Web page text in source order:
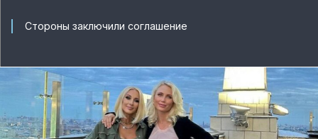
Стороны заключили соглашение